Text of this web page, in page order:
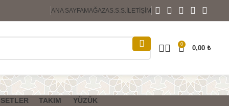
ANA SAYFAMAĞAZAS.S.S. İLETIŞIM
0
0,00 ₺
SETLER
TAKIM
YÜZÜK